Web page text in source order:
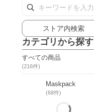
ストア内検索
カテゴリから探す
すべての商品
(216件)
Maskpack
(68件)